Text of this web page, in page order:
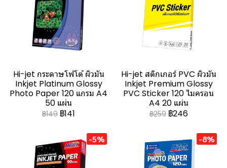
Hi-jet กระดาษโฟโต้ ผิวมัน
Inkjet Platinum Glossy
Photo Paper 120 แกรม A4
50 แผ่น
฿149 ฿141
Hi-jet สติกเกอร์ PVC ผิวมัน
Inkjet Premium Glossy
PVC Sticker 120 ไมครอน
A4 20 แผ่น
฿259 ฿246
-5% -8%